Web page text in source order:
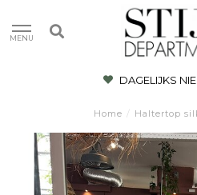
MENU
DAGELIJKS
Home / Haltertop